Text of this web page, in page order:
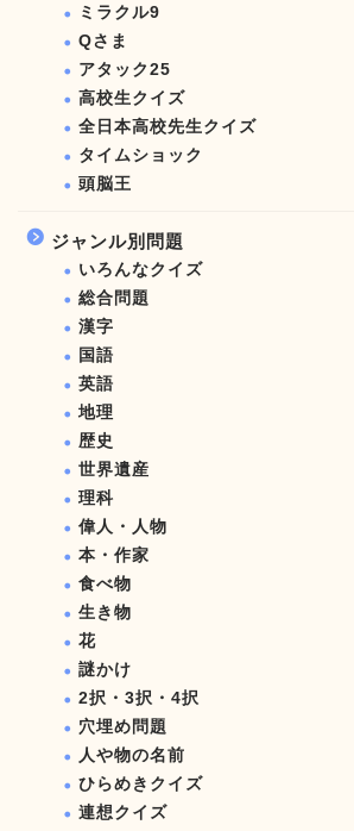
ミラクル9
Qさま
アタック25
高校生クイズ
全日本高校先生クイズ
タイムショック
頭脳王
ジャンル別問題
いろんなクイズ
総合問題
漢字
国語
英語
地理
歴史
世界遺産
理科
偉人・人物
本・作家
食べ物
生き物
花
謎かけ
2択・3択・4択
穴埋め問題
人や物の名前
ひらめきクイズ
連想クイズ